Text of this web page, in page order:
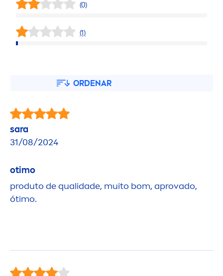
(0)
(1)
ORDENAR
sara
31/08/2024
otimo
produto de qualidade, muito bom, aprovado,
ótimo.